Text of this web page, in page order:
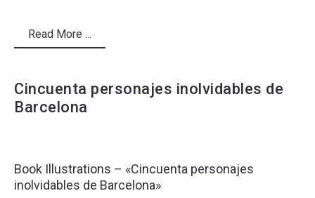
Read More ...
Cincuenta personajes inolvidables de
Barcelona
Book Illustrations – «Cincuenta personajes
inolvidables de Barcelona»